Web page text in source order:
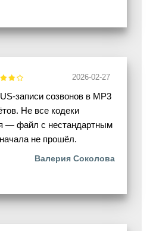
2026-02-27
записи созвонов в MP3
Не все кодеки
— файл с нестандартным
не прошёл.
Валерия Соколова